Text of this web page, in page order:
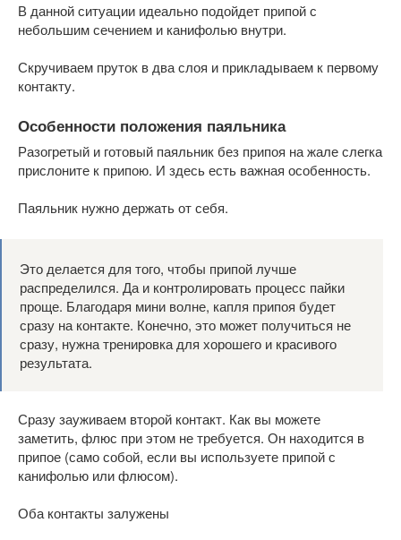
В данной ситуации идеально подойдет припой с
небольшим сечением и канифолью внутри.
Скручиваем пруток в два слоя и прикладываем к первому
контакту.
Особенности положения паяльника
Разогретый и готовый паяльник без припоя на жале слегка
прислоните к припою. И здесь есть важная особенность.
Паяльник нужно держать от себя.
Это делается для того, чтобы припой лучше
распределился. Да и контролировать процесс пайки
проще. Благодаря мини волне, капля припоя будет
сразу на контакте. Конечно, это может получиться не
сразу, нужна тренировка для хорошего и красивого
результата.
Сразу зауживаем второй контакт. Как вы можете
заметить, флюс при этом не требуется. Он находится в
припое (само собой, если вы используете припой с
канифолью или флюсом).
Оба контакты залужены